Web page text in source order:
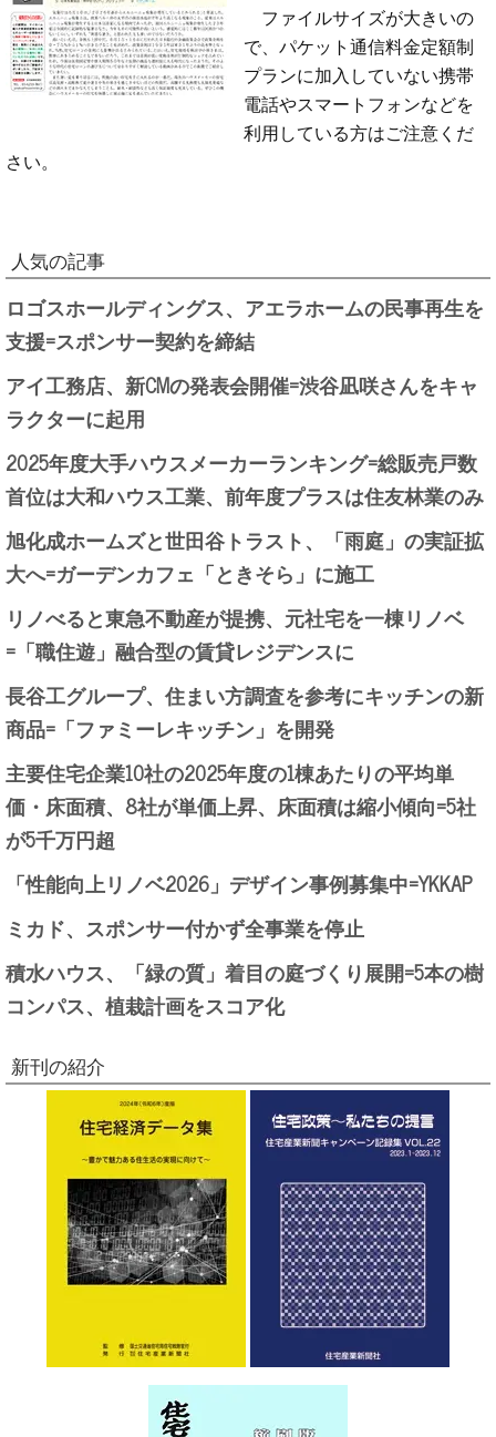
ファイルサイズが大きいの
で、パケット通信料金定額制
プランに加入していない携帯
電話やスマートフォンなどを
利用している方はご注意くだ
さい。
人気の記事
ロゴスホールディングス、アエラホームの民事再生を
支援=スポンサー契約を締結
アイ工務店、新CMの発表会開催=渋谷凪咲さんをキャ
ラクターに起用
2025年度大手ハウスメーカーランキング=総販売戸数
首位は大和ハウス工業、前年度プラスは住友林業のみ
旭化成ホームズと世田谷トラスト、「雨庭」の実証拡
大へ=ガーデンカフェ「ときそら」に施工
リノべると東急不動産が提携、元社宅を一棟リノベ
=「職住遊」融合型の賃貸レジデンスに
長谷工グループ、住まい方調査を参考にキッチンの新
商品=「ファミーレキッチン」を開発
主要住宅企業10社の2025年度の1棟あたりの平均単
価・床面積、8社が単価上昇、床面積は縮小傾向=5社
が5千万円超
「性能向上リノベ2026」デザイン事例募集中=YKKAP
ミカド、スポンサー付かず全事業を停止
積水ハウス、「緑の質」着目の庭づくり展開=5本の樹
コンパス、植栽計画をスコア化
新刊の紹介